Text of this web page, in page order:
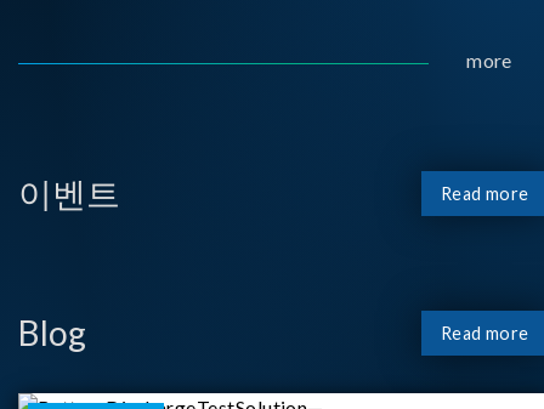
more
이벤트 Read more
Blog Read more